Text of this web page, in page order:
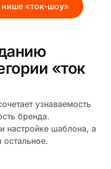
нише «ток-шоу»
«ток
узнаваемость
бренда.
настройке шаблона, а
остальное.